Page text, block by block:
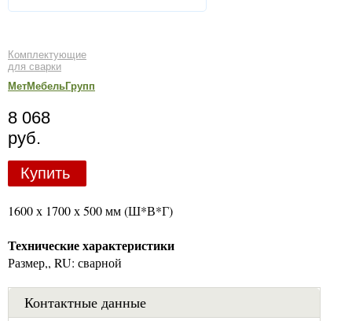
Комплектующие
для сварки
МетМебельГрупп
8 068
руб.
Купить
1600 х 1700 х 500 мм (Ш*В*Г)
Технические характеристики
Размер,, RU: сварной
Контактные данные